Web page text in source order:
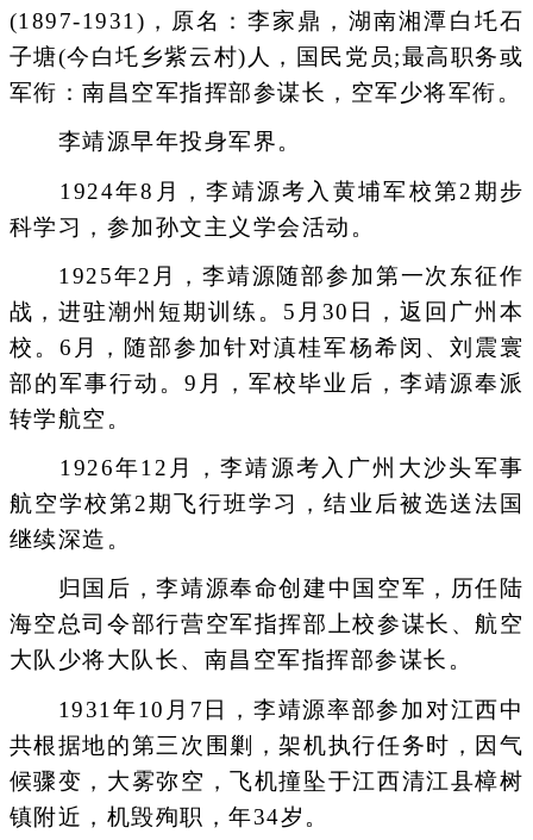
(1897-1931)，原名：李家鼎，湖南湘潭白圫石
子塘(今白圫乡紫云村)人，国民党员;最高职务或
军衔：南昌空军指挥部参谋长，空军少将军衔。
李靖源早年投身军界。
1924年8月，李靖源考入黄埔军校第2期步
科学习，参加孙文主义学会活动。
1925年2月，李靖源随部参加第一次东征作
战，进驻潮州短期训练。5月30日，返回广州本
校。6月，随部参加针对滇桂军杨希闵、刘震寰
部的军事行动。9月，军校毕业后，李靖源奉派
转学航空。
1926年12月，李靖源考入广州大沙头军事
航空学校第2期飞行班学习，结业后被选送法国
继续深造。
归国后，李靖源奉命创建中国空军，历任陆
海空总司令部行营空军指挥部上校参谋长、航空
大队少将大队长、南昌空军指挥部参谋长。
1931年10月7日，李靖源率部参加对江西中
共根据地的第三次围剿，架机执行任务时，因气
候骤变，大雾弥空，飞机撞坠于江西清江县樟树
镇附近，机毁殉职，年34岁。